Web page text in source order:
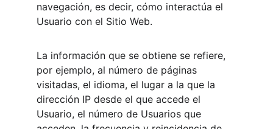
navegación, es decir, cómo interactúa el
Usuario con el Sitio Web.
La información que se obtiene se refiere,
por ejemplo, al número de páginas
visitadas, el idioma, el lugar a la que la
dirección IP desde el que accede el
Usuario, el número de Usuarios que